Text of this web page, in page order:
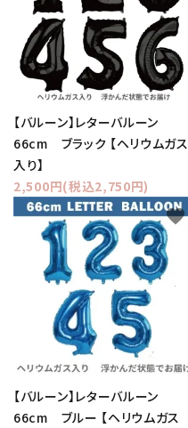
【バルーン】レターバルーン
66cm ブラック 【ヘリウムガス
入り】
2,500円(税込2,750円)
【バルーン】レターバルーン
66cm ブルー 【ヘリウムガス
favorite